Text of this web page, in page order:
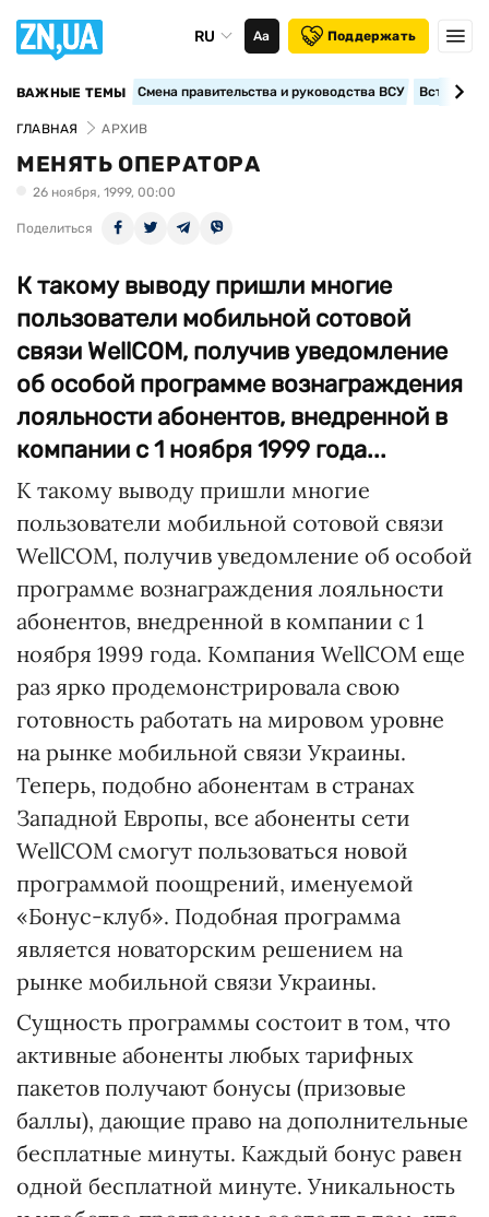
RU Аа Поддержать
ВАЖНЫЕ ТЕМЫ Смена правительства и руководства ВСУ
ГЛАВНАЯ АРХИВ
МЕНЯТЬ ОПЕРАТОРА
26 ноября, 1999, 00:00
Поделиться
К такому выводу пришли многие
пользователи мобильной сотовой
связи WellCOM, получив уведомление
об особой программе вознаграждения
лояльности абонентов, внедренной в
компании с 1 ноября 1999 года...
К такому выводу пришли многие
пользователи мобильной сотовой связи
WellCOM, получив уведомление об особой
программе вознаграждения лояльности
абонентов, внедренной в компании с 1
ноября 1999 года. Компания WellCOM еще
раз ярко продемонстрировала свою
готовность работать на мировом уровне
на рынке мобильной связи Украины.
Теперь, подобно абонентам в странах
Западной Европы, все абоненты сети
WellCOM смогут пользоваться новой
программой поощрений, именуемой
«Бонус-клуб». Подобная программа
является новаторским решением на
рынке мобильной связи Украины.
Сущность программы состоит в том, что
активные абоненты любых тарифных
пакетов получают бонусы (призовые
баллы), дающие право на дополнительные
бесплатные минуты. Каждый бонус равен
одной бесплатной минуте. Уникальность